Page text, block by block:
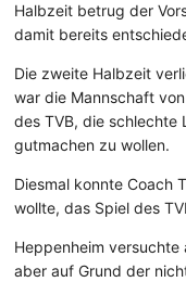
Halbzeit betrug der
damit bereits
Die zweite Halbzeit
war die Mannschaft
des TVB, die schlechte
gutmachen zu wollen.
Diesmal konnte Coach
wollte, das Spiel des
Heppenheim versuchte
aber auf Grund der